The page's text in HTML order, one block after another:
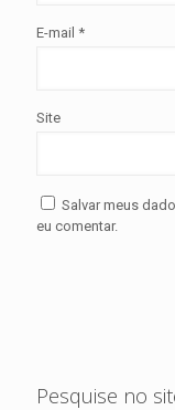
E-mail *
Site
Salvar meus
eu comentar.
Pesquise no